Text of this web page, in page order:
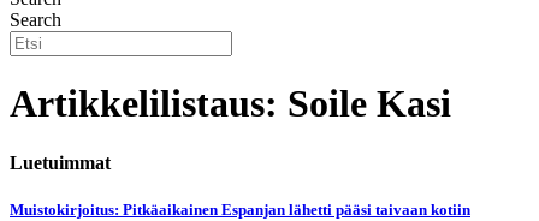
Search
Artikkelilistaus: Soile Kasi
Luetuimmat
Muistokirjoitus: Pitkäaikainen Espanjan lähetti pääsi taivaan kotiin